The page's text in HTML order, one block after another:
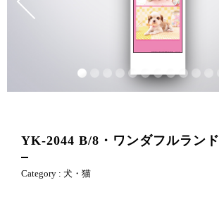
YK-2044 B/8・ワンダフルランド
Category : 犬・猫